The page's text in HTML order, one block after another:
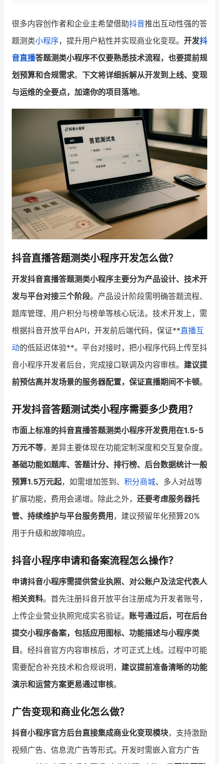
新零售资讯
培训课程
有赞商盟
商家社区
合作共进
入驻有赞 认证代理商
认证服务商 设计服务商
有赞云 数据通服务
很多内容创作者和企业主希望借助抖音推出互动性强的答
题测类小程序，提升用户粘性并实现商业化变现。 开发抖
音直播答题测类小程序不仅要熟悉技术流程，也要提前规
划预算和合规需求。 下文将详细拆解从开发到上线、变现
与运维的全要点，加速你的项目落地。
抖音直播答题测类小程序开发怎么做？
开发抖音直播答题测类小程序主要分为产品设计、技术开
发与平台对接三个阶段。产品设计阶段需明确答题流程、
题库管理、用户积分与榜单等核心玩法。技术开发上，需
根据抖音开放平台API，开发前后端代码，保证**直播互
动的低延迟体验**。平台对接时，把小程序代码上传至抖
音小程序开发者后台，完成接口联调及内容审核。 建议提
前预估高并发场景的服务器配置，保证直播期间不卡顿。
开发抖音答题测试类小程序需要多少费用？
市面上标准的抖音直播答题测类小程序开发费用在1.5-5
万元不等，差异主要体现在功能定制深度和交互复杂度。
基础功能如题库、答题计分、排行榜、后台数据统计一般
预算1.5万元起，如需增加签到、 积分商城、多人对战等
扩展功能，费用会递增。除此之外， 还要考虑服务器托
管、持续维护与平台服务费用，建议预留年化预算20%
用于升级和故障响应。
抖音小程序申请和备案流程怎么操作？
申请抖音小程序需提供营业执照、对公账户及法定代表人
相关资料。首先注册抖音开放平台注册成为开发者账号，
上传企业营业执照完成实名验证。 账号通过后，可在后台
提交小程序备案，包括应用图标、功能描述与小程序类
目。经抖音官方内容审核后，才可正式上线。过程中可能
需要配合补充技术和合规说明， 建议提前准备清晰的功能
演示和运营方案更易通过审核。
广告变现和商业化怎么做？
抖音小程序官方后台直接集成商业化变现模块，支持激励
视频广告、信息流广告等形式。开发时需嵌入官方广告